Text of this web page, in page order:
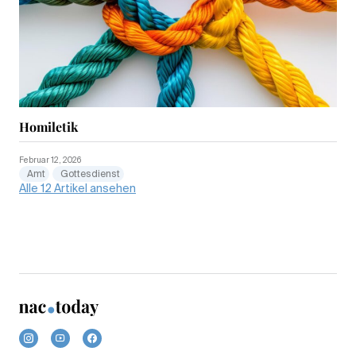
Homiletik
Februar 12, 2026
Amt Gottesdienst
Alle 12 Artikel ansehen